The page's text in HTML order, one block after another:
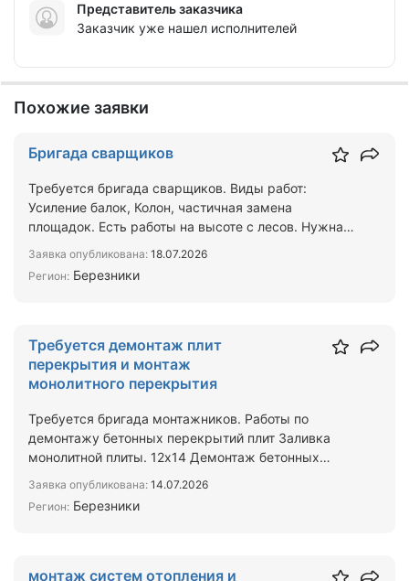
Представитель заказчика
Заказчик уже нашел исполнителей
Похожие заявки
Бригада сварщиков
Требуется бригада сварщиков. Виды работ:
Усиление балок, Колон, частичная замена
площадок. Есть работы на высоте с лесов. Нужна
Заявка опубликована: 18.07.2026
Регион: Березники
Требуется демонтаж плит
перекрытия и монтаж
монолитного перекрытия
Требуется бригада монтажников. Работы по
демонтажу бетонных перекрытий плит Заливка
монолитной плиты. 12х14 Демонтаж бетонных
Заявка опубликована: 14.07.2026
Регион: Березники
монтаж систем отопления и